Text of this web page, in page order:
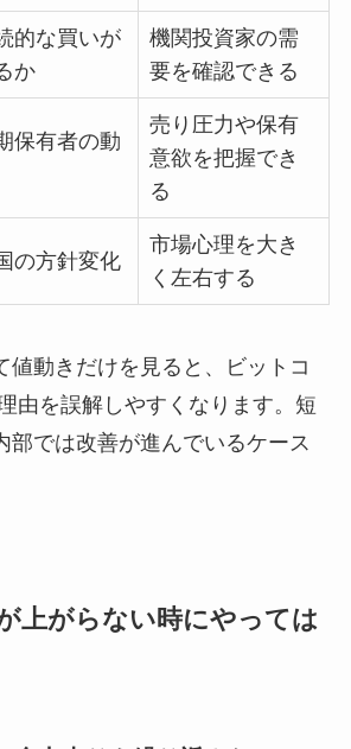
的な買いが
か
機関投資家の需
要を確認できる
保有者の動
売り圧力や保有
意欲を把握でき
る
の方針変化
市場心理を大き
く左右する
値動きだけを見ると、ビットコ
由を誤解しやすくなります。短
部では改善が進んでいるケース
上がらない時にやっては